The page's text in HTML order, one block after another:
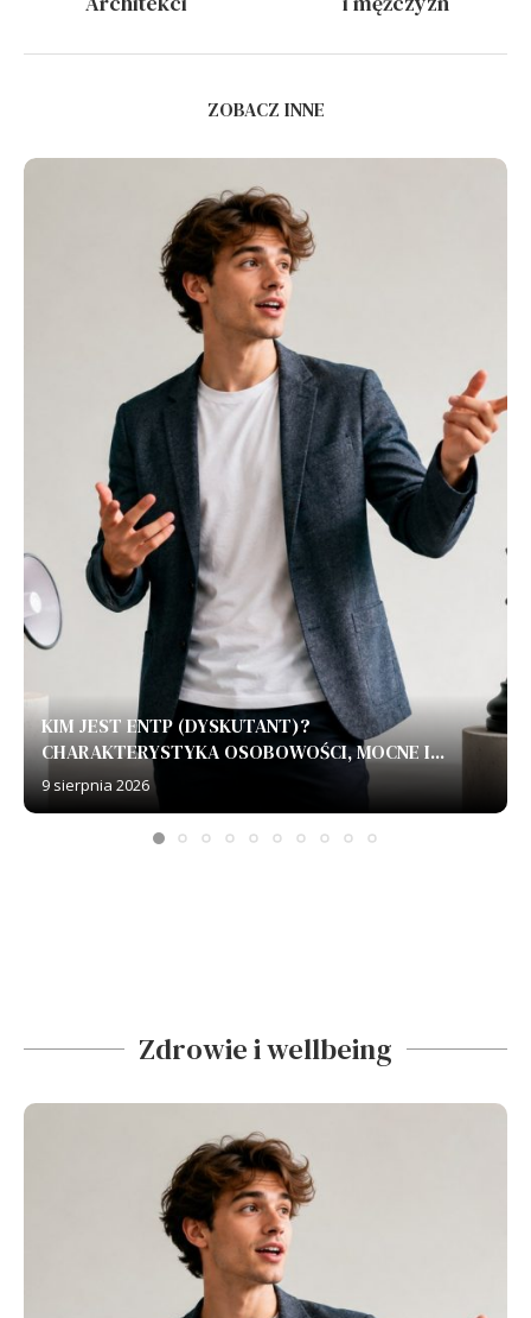
ZOBACZ INNE
KIM JEST ENTP (DYSKUTANT)?
CHARAKTERYSTYKA OSOBOWOŚCI, MOCNE I...
9 sierpnia 2026
Zdrowie i wellbeing